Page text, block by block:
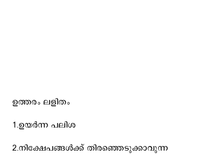
ഉത്തരം ലളിതം
1.ഉയര്‍ന്ന പലിശ
2.നിക്ഷേപങ്ങള്‍ക്ക് തിരഞ്ഞെടുക്കാവുന്ന